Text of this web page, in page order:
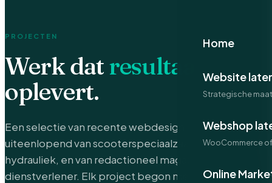
Home
Website
Strategische
Webshop
WooCommerce
Online
PROJECTEN
Werk datresultaat
oplevert.
Een selectie van recente webdesign-projecten —
uiteenlopend van scooterspeciaalzaak tot industriële
hydrauliek, en van redactioneel magazine tot lokale
dienstverlener. Elk project begon met dezelfde